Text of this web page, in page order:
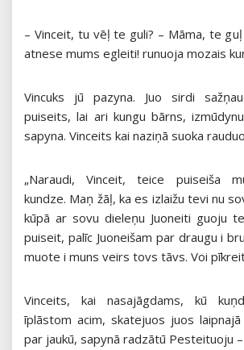
– Vinceit, tu vēļ te guli? – Māma, te
atnese mums egleiti! runuoja mozais
Vincuks jū pazyna. Juo sirdi
puiseits, lai ari kungu bārns,
sapyna. Vinceits kai naziņā suoka
„Naraudi, Vinceit, teice puiseiša
kundze. Maņ žāļ, ka es izlaižu tevi nu
kūpā ar sovu dieleņu Juoneiti guoju
puiseit, palīc Juoneišam par draugu i
muote i muns veirs tovs tāvs. Voi
Vinceits, kai nasajāgdams, kū
īplāstom acim, skatejuos juos
par jaukū, sapynā radzātū Pesteituoju